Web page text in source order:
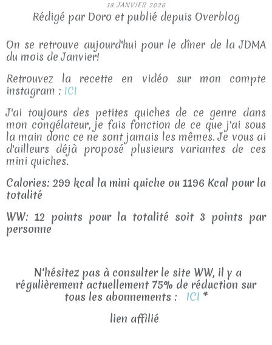
18 JANVIER 2026
Rédigé par Doro et publié depuis Overblog
On se retrouve aujourd'hui pour le dîner de la JDMA
du mois de Janvier!
Retrouvez la recette en vidéo sur mon compte
instagram : ICI
J'ai toujours des petites quiches de ce genre dans
mon congélateur, je fais fonction de ce que j'ai sous
la main donc ce ne sont jamais les mêmes. Je vous ai
d'ailleurs déjà proposé plusieurs variantes de ces
mini quiches.
Calories: 299 kcal la mini quiche ou 1196 Kcal pour la
totalité
WW: 12 points pour la totalité soit 3 points par
personne
N'hésitez pas à consulter le site WW, il y a
régulièrement actuellement 75% de réduction sur
tous les abonnements :
ICI *
lien affilié